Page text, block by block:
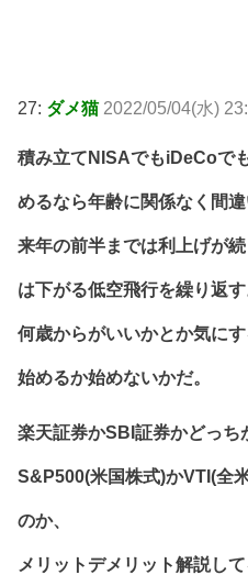
27: ダメ猫 2022/05/04(水)
積み立てNISAでもiDeCoで
めるなら年齢に関係なく間違
来年の前半までは利上げが
は下がる低空飛行を繰り返す
何歳からがいいかとか気に
始めるか始めないかだ。
楽天証券かSBI証券かどっち
S&P500(米国株式)かVTI(全
のか、
メリットデメリット解説し